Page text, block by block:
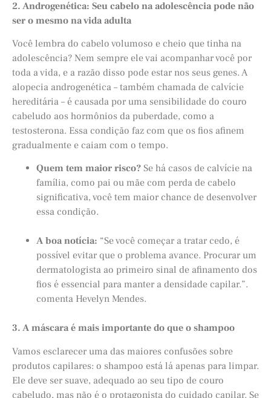
2. Androgenética: Seu cabelo na adolescência pode não
ser o mesmo na vida adulta
Você lembra do cabelo volumoso e cheio que tinha na
adolescência? Nem sempre ele vai acompanhar você por
toda a vida, e a razão disso pode estar nos seus genes. A
alopecia androgenética – também chamada de calvície
hereditária – é causada por uma sensibilidade do couro
cabeludo aos hormônios da puberdade, como a
testosterona. Essa condição faz com que os fios afinem
gradualmente e caiam com o tempo.
Quem tem maior risco? Se há casos de calvície na
família, como pai ou mãe com perda de cabelo
significativa, você tem maior chance de desenvolver
essa condição.
A boa notícia: “Se você começar a tratar cedo, é
possível evitar que o problema avance. Procurar um
dermatologista ao primeiro sinal de afinamento dos
fios é essencial para manter a densidade capilar.”.
comenta Hevelyn Mendes.
3. A máscara é mais importante do que o shampoo
Vamos esclarecer uma das maiores confusões sobre
produtos capilares: o shampoo está lá apenas para limpar.
Ele deve ser suave, adequado ao seu tipo de couro
cabeludo, mas não é o protagonista do cuidado capilar. Se